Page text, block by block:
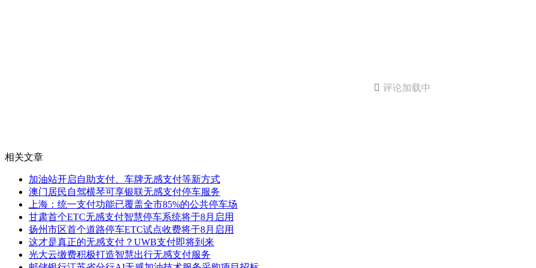
 评论加载中
相关文章
加油站开启自助支付、车牌无感支付等新方式
澳门居民自驾横琴可享银联无感支付停车服务
上海：统一支付功能已覆盖全市85%的公共停车场
甘肃首个ETC无感支付智慧停车系统将于8月启用
扬州市区首个道路停车ETC试点收费将于8月启用
这才是真正的无感支付？UWB支付即将到来
光大云缴费积极打造智慧出行无感支付服务